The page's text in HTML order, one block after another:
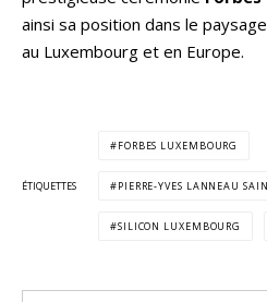
ainsi sa position dans le
au Luxembourg et en Europe.
ÉTIQUETTES
FORBES LUXEMBOURG
PIERRE-YVES LANNEAU
SILICON LUXEMBOURG